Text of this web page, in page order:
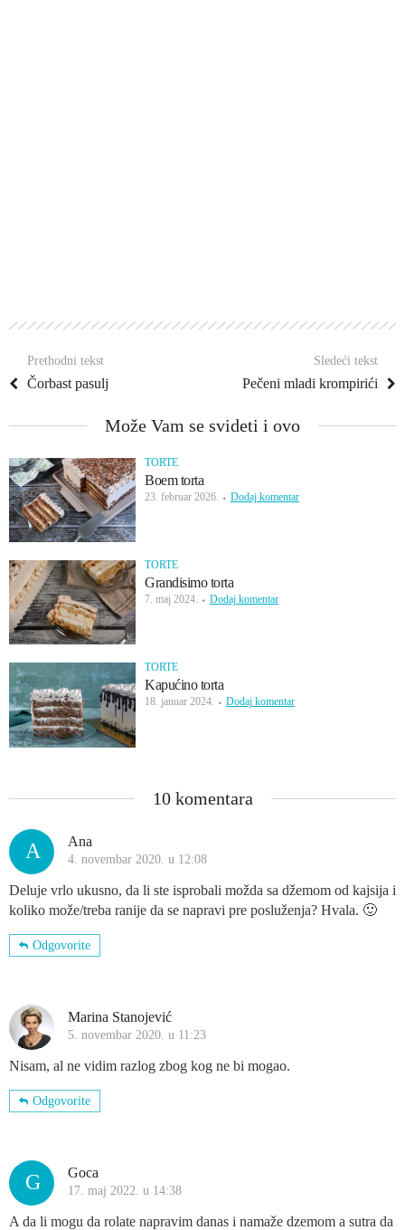
Prethodni tekst
Čorbast pasulj
Sledeći tekst
Pečeni mladi krompirići
Može Vam se svideti i ovo
TORTE
Boem torta
23. februar 2026. Dodaj komentar
TORTE
Grandisimo torta
7. maj 2024. Dodaj komentar
TORTE
Kapućino torta
18. januar 2024. Dodaj komentar
10 komentara
A Ana
4. novembar 2020. u 12:08
Deluje vrlo ukusno, da li ste isprobali možda sa džemom od kajsija i
koliko može/treba ranije da se napravi pre posluženja? Hvala. 🙂
Odgovorite
Marina Stanojević
5. novembar 2020. u 11:23
Nisam, al ne vidim razlog zbog kog ne bi mogao.
Odgovorite
G Goca
17. maj 2022. u 14:38
A da li mogu da rolate napravim danas i namaže dzemom a sutra da